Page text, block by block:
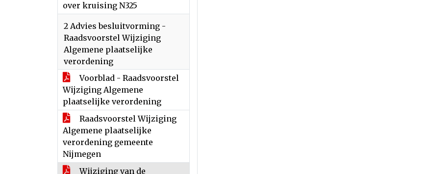
over kruising N325
2 Advies besluitvorming -
Raadsvoorstel Wijziging
Algemene plaatselijke
verordening
Voorblad - Raadsvoorstel
Wijziging Algemene
plaatselijke verordening
Raadsvoorstel Wijziging
Algemene plaatselijke
verordening gemeente
Nijmegen
Wijziging van de